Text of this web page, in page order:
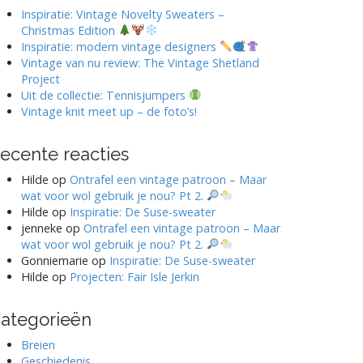
Inspiratie: Vintage Novelty Sweaters –
Christmas Edition
Inspiratie: modern vintage designers
Vintage van nu review: The Vintage Shetland
Project
Uit de collectie: Tennisjumpers
Vintage knit meet up – de foto’s!
reacties
Hilde op Ontrafel een vintage patroon – Maar
wat voor wol gebruik je nou? Pt 2.
Hilde op Inspiratie: De Suse-sweater
jenneke op Ontrafel een vintage patroon – Maar
wat voor wol gebruik je nou? Pt 2.
Gonniemarie op Inspiratie: De Suse-sweater
Hilde op Projecten: Fair Isle Jerkin
Breien